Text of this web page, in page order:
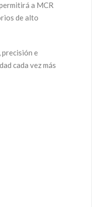
a MCR
de alto
precisión e
cada vez más